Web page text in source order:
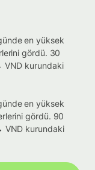
en yüksek
gördü. 30
VND kurundaki
en yüksek
gördü. 90
VND kurundaki